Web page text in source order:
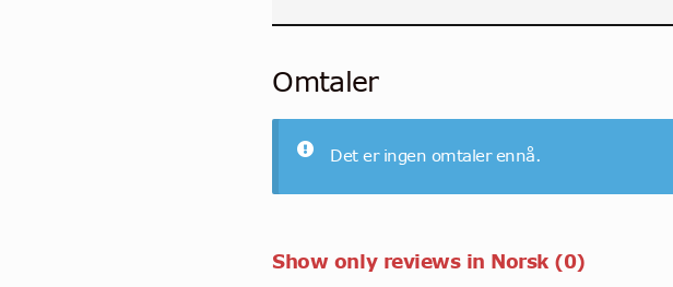
Omtaler
Det er ingen omtaler ennå.
Show only reviews in Norsk (0)